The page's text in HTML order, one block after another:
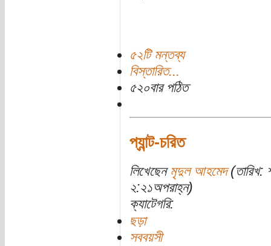
৫২টি মন্তব্য
বিস্তারিত...
৫২০বার পঠিত
প্যান্ট-চরিত
লিখেছেন মৃদুল আহমেদ(তারিখ:
২:২১অপরাহ্ন)
ক্যাটেগরি:
ছড়া
সববয়সী